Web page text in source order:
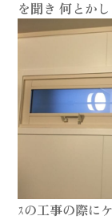
を聞き 何とか
ｽの工事の際に